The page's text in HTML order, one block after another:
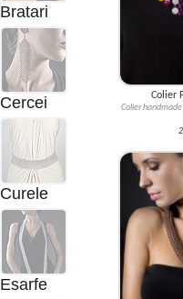
Bratari
Cercei
Curele
Esarfe
Colier
Colier